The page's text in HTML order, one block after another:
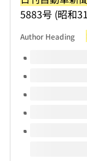
5883号 (昭和
Author Heading
Volumes of this title